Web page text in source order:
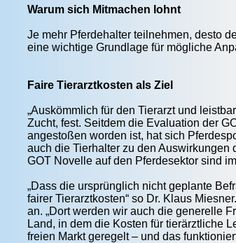
Warum sich Mitmachen lohnt
Je mehr Pferdehalter teilnehmen, desto
eine wichtige Grundlage für mögliche
Faire Tierarztkosten als Ziel
„Auskömmlich für den Tierarzt und
Zucht, fest. Seitdem die Evaluation der
angestoßen worden ist, hat sich
auch die Tierhalter zu den
GOT Novelle auf den Pferdesektor sind
„Dass die ursprünglich nicht geplante
fairer Tierarztkosten“ so Dr. Klaus
an. „Dort werden wir auch die generelle
Land, in dem die Kosten für tierärztliche
freien Markt geregelt – und das